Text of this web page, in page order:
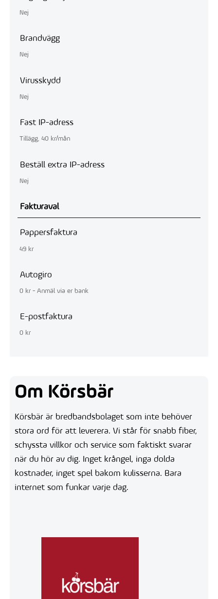
Nej
Brandvägg
Nej
Virusskydd
Nej
Fast IP-adress
Tillägg, 40 kr/mån
Beställ extra IP-adress
Nej
Fakturaval
Pappersfaktura
49 kr
Autogiro
0 kr - Anmäl via er bank
E-postfaktura
0 kr
Om Körsbär
Körsbär är bredbandsbolaget som inte behöver
stora ord för att leverera. Vi står för snabb fiber,
schyssta villkor och service som faktiskt svarar
när du hör av dig. Inget krångel, inga dolda
kostnader, inget spel bakom kulisserna. Bara
internet som funkar varje dag.